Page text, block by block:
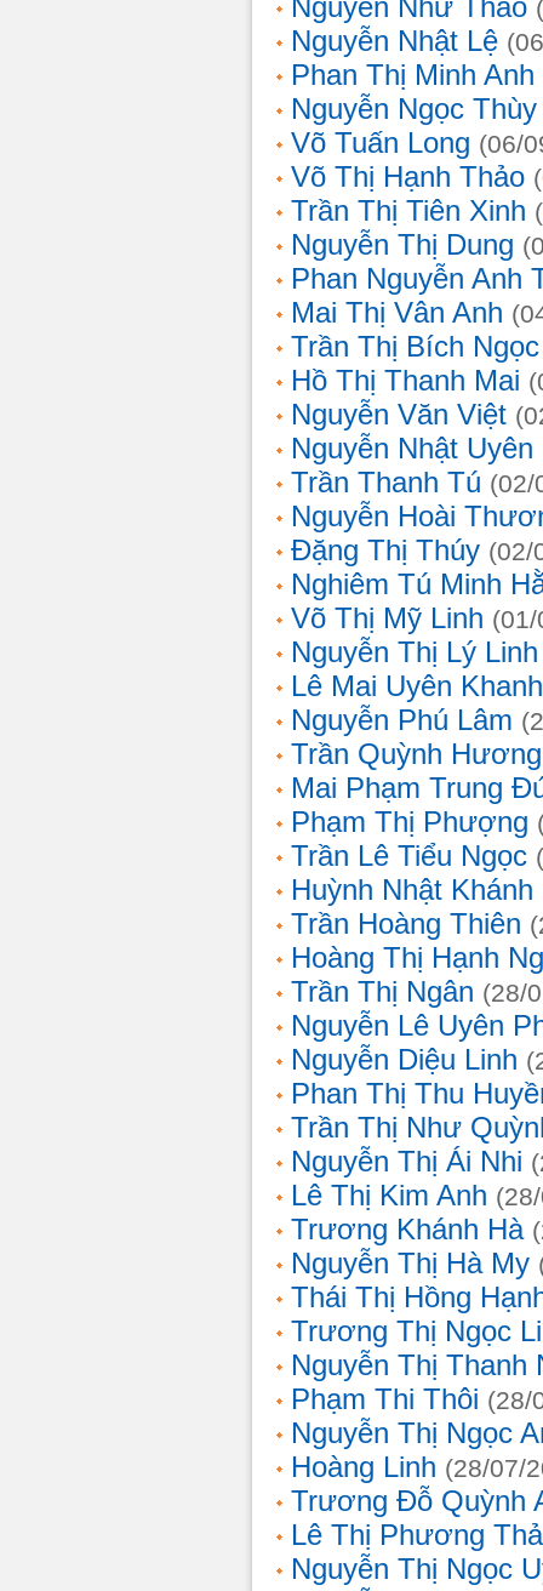
Nguyễn Như Thảo
Nguyễn Nhật Lệ
Phan Thị Minh Anh
Nguyễn Ngọc
Võ Tuấn Long (06/
Võ Thị Hạnh Thảo
Trần Thị Tiên Xinh
Nguyễn Thị Dung
Phan Nguyễn Anh
Mai Thị Vân Anh
Trần Thị Bích Ngọc
Hồ Thị Thanh Mai
Nguyễn Văn Việt
Nguyễn Nhật Uyên
Trần Thanh Tú (02/
Nguyễn Hoài
Đặng Thị Thúy (02/
Nghiêm Tú Minh
Võ Thị Mỹ Linh
Nguyễn Thị Lý Linh
Lê Mai Uyên Khanh
Nguyễn Phú Lâm
Trần Quỳnh Hương
Mai Phạm Trung
Phạm Thị Phượng
Trần Lê Tiểu Ngọc
Huỳnh Nhật Khánh
Trần Hoàng Thiên
Hoàng Thị Hạnh
Trần Thị Ngân (28/
Nguyễn Lê Uyên
Nguyễn Diệu Linh
Phan Thị Thu
Trần Thị Như
Nguyễn Thị Ái Nhi
Lê Thị Kim Anh
Trương Khánh Hà
Nguyễn Thị Hà My
Thái Thị Hồng
Trương Thị Ngọc
Nguyễn Thị Thanh
Phạm Thi Thôi (28/
Nguyễn Thị Ngọc
Hoàng Linh (28/07/
Trương Đỗ Quỳnh
Lê Thị Phương
Nguyễn Thị Ngọc